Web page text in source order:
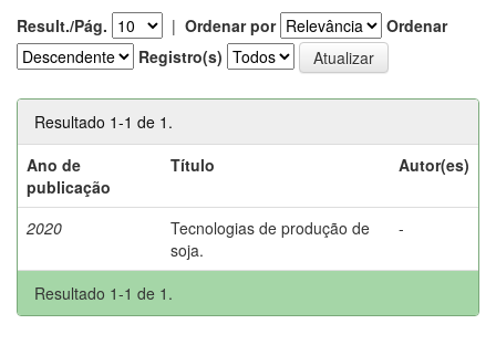
Result./Pág. | Ordenar por
Ordenar
Registro(s)
Resultado 1-1 de 1.
Ano de
publicação
Título Autor(es)
2020
Tecnologias de produção de
soja.
-
Resultado 1-1 de 1.